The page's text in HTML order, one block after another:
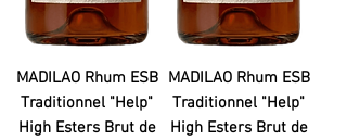
MADILAO Rhum ESB
Traditionnel "Help"
High Esters Brut de
MADILAO Rhum ESB
Traditionnel "Help"
High Esters Brut de